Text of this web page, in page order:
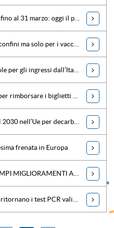
frenata in Europa